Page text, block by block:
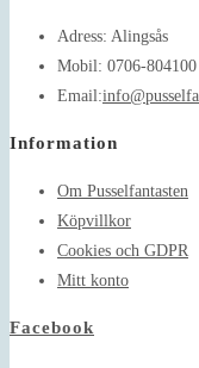
Adress: Alingsås
Mobil: 0706-804100
Email:
Information
Om Pusselfantasten
Köpvillkor
Cookies och GDPR
Mitt konto
Facebook